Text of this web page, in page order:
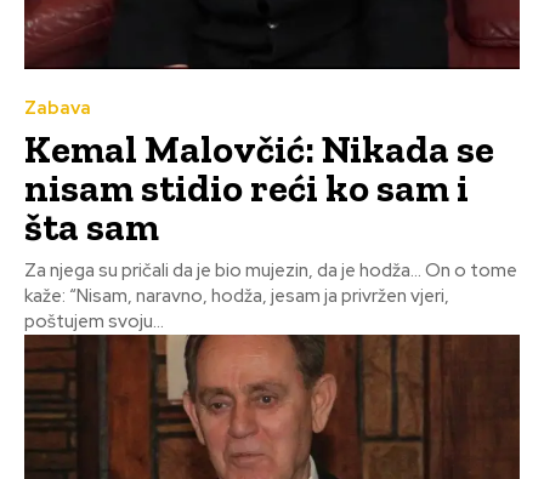
Zabava
Kemal Malovčić: Nikada se
nisam stidio reći ko sam i
šta sam
Za njega su pričali da je bio mujezin, da je hodža… On o tome
kaže: “Nisam, naravno, hodža, jesam ja privržen vjeri,
poštujem svoju...